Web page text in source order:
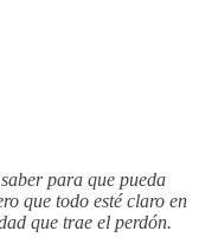
para que pueda
que todo esté claro en
que trae el perdón.